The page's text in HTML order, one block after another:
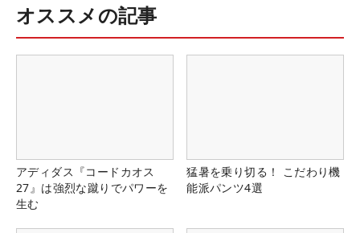
オススメの記事
アディダス『コードカオス
27』は強烈な蹴りでパワーを
生む
猛暑を乗り切る！ こだわり機
能派パンツ4選